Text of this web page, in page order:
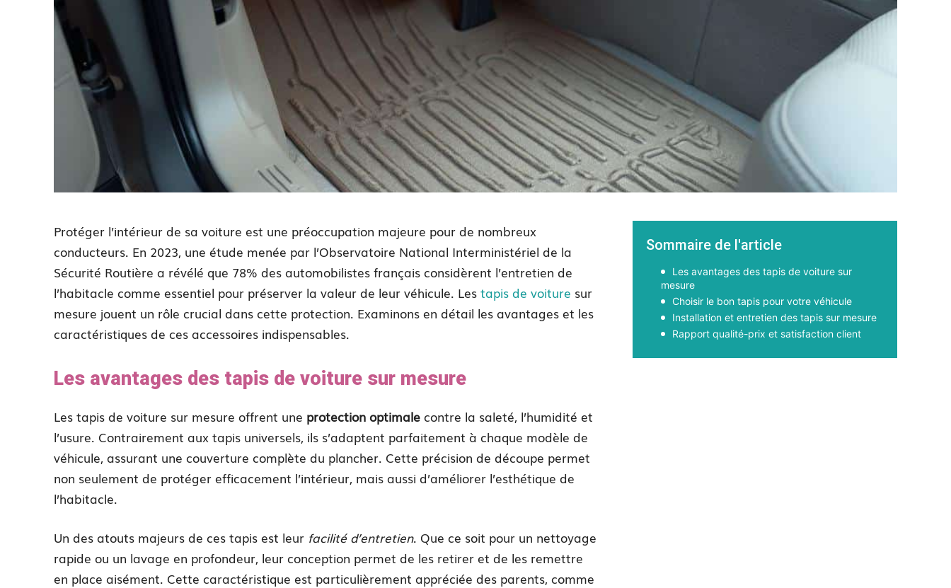
Protéger l’intérieur de sa voiture est une préoccupation majeure pour de nombreux
conducteurs. En 2023, une étude menée par l’Observatoire National Interministériel de la
Sécurité Routière a révélé que 78% des automobilistes français considèrent l’entretien de
l’habitacle comme essentiel pour préserver la valeur de leur véhicule. Les tapis de voiture sur
mesure jouent un rôle crucial dans cette protection. Examinons en détail les avantages et les
caractéristiques de ces accessoires indispensables.
Les avantages des tapis de voiture sur mesure
Les tapis de voiture sur mesure offrent une protection optimale contre la saleté, l’humidité et
l’usure. Contrairement aux tapis universels, ils s’adaptent parfaitement à chaque modèle de
véhicule, assurant une couverture complète du plancher. Cette précision de découpe permet
non seulement de protéger efficacement l’intérieur, mais aussi d’améliorer l’esthétique de
l’habitacle.
Un des atouts majeurs de ces tapis est leur facilité d’entretien. Que ce soit pour un nettoyage
rapide ou un lavage en profondeur, leur conception permet de les retirer et de les remettre
en place aisément. Cette caractéristique est particulièrement appréciée des parents, comme
Sommaire de l'article
Les avantages des tapis de voiture sur
mesure
Choisir le bon tapis pour votre véhicule
Installation et entretien des tapis sur mesure
Rapport qualité-prix et satisfaction client